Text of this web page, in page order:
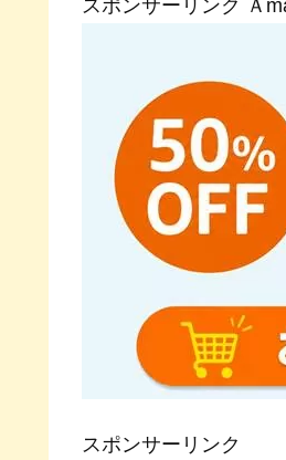
スポンサーリンク Ａ
スポンサーリンク